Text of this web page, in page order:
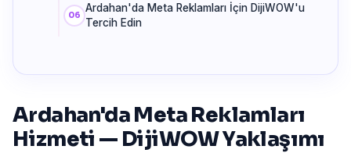
Ardahan'da Meta Reklamları İçin DijiWOW'u
Tercih Edin
Ardahan'da Meta Reklamları
Hizmeti — DijiWOW Yaklaşımı